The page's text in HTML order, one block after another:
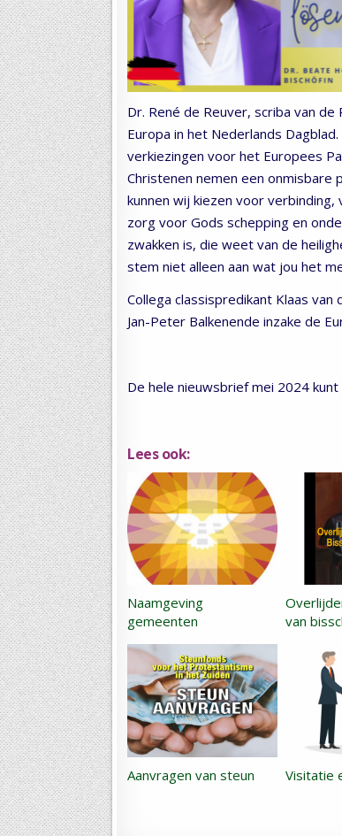
Dr. René de Reuver, scriba van
Europa in het Nederlands
verkiezingen voor het Europees
Christenen nemen een onmisbare
kunnen wij kiezen voor verbinding,
zorg voor Gods schepping en
zwakken is, die weet van de
stem niet alleen aan wat jou het
Collega classispredikant Klaas
Jan-Peter Balkenende inzake de
De hele nieuwsbrief mei 2024
Lees ook:
Naamgeving
gemeenten
van
Aanvragen van steun Visitatie